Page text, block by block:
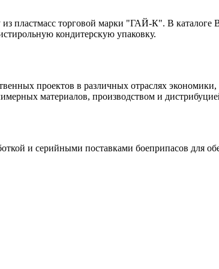
пластмасс торговой марки "ГАЙ-К". В
кондитерскую упаковку.
проектов в различных отраслях
материалов, производством и
и серийными поставками боеприпасов для